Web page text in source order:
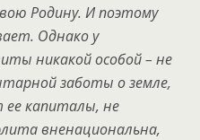
Родину. И поэтому
Однако у
никакой особой – не
заботы о земле,
ее капиталы, не
вненациональна,